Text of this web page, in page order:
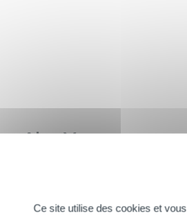
Aloe Vera
> Découvrir
Ce site utilise des cookies et